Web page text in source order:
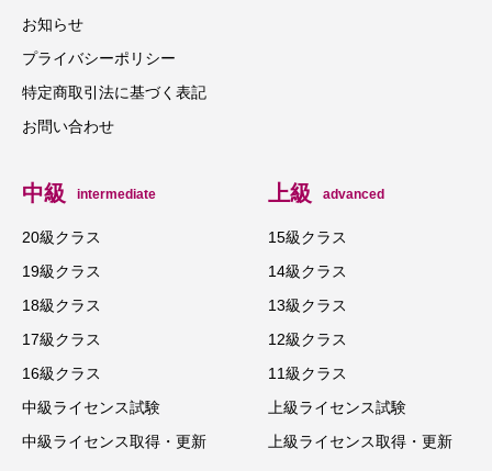
お知らせ
プライバシーポリシー
特定商取引法に基づく表記
お問い合わせ
中級 intermediate
20級クラス
19級クラス
18級クラス
17級クラス
16級クラス
中級ライセンス試験
中級ライセンス取得・更新
上級 advanced
15級クラス
14級クラス
13級クラス
12級クラス
11級クラス
上級ライセンス試験
上級ライセンス取得・更新